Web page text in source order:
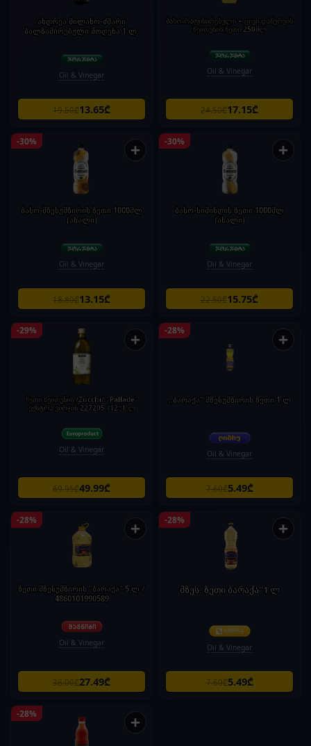
ანდრეა მილანო-ძმარი
ბალზამირებული მოდენა 1 ლ.
Oil & Vinegar
19.50₾13.65₾
ბასო-რაფინირებული + ცივი დაწურვის
ზეითუნის ზეთი 250მლ
Oil & Vinegar
24.50₾17.15₾
-30% +
ბასო-მზესუმზირის ზეთი 1000მლ
(ახალი)
Oil & Vinegar
18.80₾13.15₾
-30% +
ბასო-სიმინდის ზეთი 1000მლ
(ახალი)
Oil & Vinegar
22.50₾15.75₾
-29% +
ზეთი ზეითუნის /Zucchi/ "Pallade"
ექსტრა ვირჯინ 227205 /12*1 ლ
Oil & Vinegar
69.95₾49.99₾
-28% +
„ბარაქა“ მზესუმზირის ზეთი 1 ლ
Oil & Vinegar
7.60₾5.49₾
-28% +
ზეთი მზესუმზირის "ბარაქა" 5 ლ /
4860101990589
Oil & Vinegar
38.00₾27.49₾
-28% +
მზეს. ზეთი ბარაქა"1 ლ
Oil & Vinegar
7.60₾5.49₾
-28% +